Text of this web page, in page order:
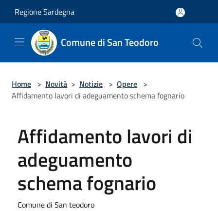
Regione Sardegna
Comune di San Teodoro
Home > Novità > Notizie > Opere >
Affidamento lavori di adeguamento schema fognario
Affidamento lavori di
adeguamento
schema fognario
Comune di San teodoro